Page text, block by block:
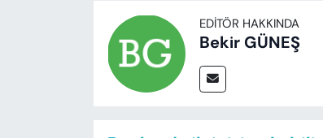
EDITÖR HAKKINDA
Bekir GÜNEŞ